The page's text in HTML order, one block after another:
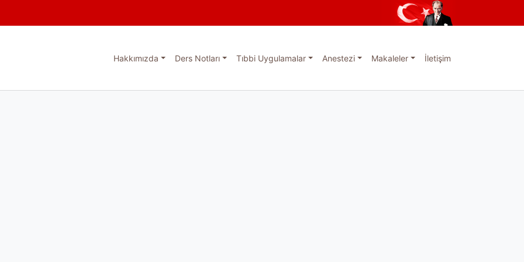
Hakkımızda Ders Notları Tıbbi Uygulamalar Anestezi Makaleler İletişim